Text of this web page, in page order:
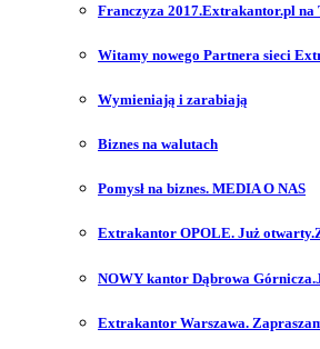
Franczyza 2017.Extrakantor.pl na
Witamy nowego Partnera sieci
Wymieniają i zarabiają
Biznes na walutach
Pomysł na biznes. MEDIA O NAS
Extrakantor OPOLE. Już
NOWY kantor Dąbrowa
Extrakantor Warszawa.